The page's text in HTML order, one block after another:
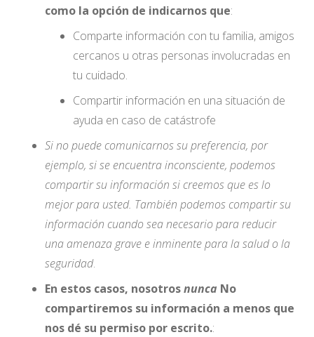
como la opción de indicarnos que:
Comparte información con tu familia, amigos
cercanos u otras personas involucradas en
tu cuidado.
Compartir información en una situación de
ayuda en caso de catástrofe
Si no puede comunicarnos su preferencia, por
ejemplo, si se encuentra inconsciente, podemos
compartir su información si creemos que es lo
mejor para usted. También podemos compartir su
información cuando sea necesario para reducir
una amenaza grave e inminente para la salud o la
seguridad.
En estos casos, nosotrosnunca No
compartiremos su información a menos que
nos dé su permiso por escrito.: